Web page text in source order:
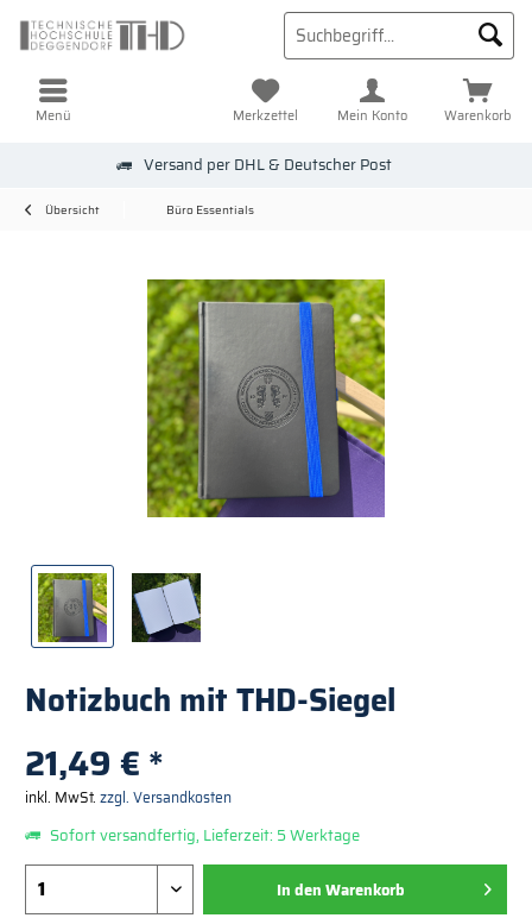
Menü Warenkorb
Merkzettel Mein Konto
Versand per DHL & Deutscher Post
Übersicht Büro Essentials
Notizbuch mit THD-Siegel
21,49 € *
inkl. MwSt. zzgl. Versandkosten
Sofort versandfertig, Lieferzeit: 5 Werktage
In denWarenkorb